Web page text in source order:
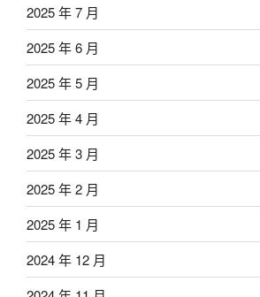
2025 年 7 月
2025 年 6 月
2025 年 5 月
2025 年 4 月
2025 年 3 月
2025 年 2 月
2025 年 1 月
2024 年 12 月